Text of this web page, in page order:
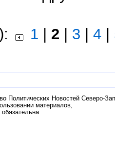
1 2 3 4
Политических Новостей Северо-
материалов,